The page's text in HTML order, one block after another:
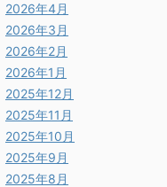
2026年4月
2026年3月
2026年2月
2026年1月
2025年12月
2025年11月
2025年10月
2025年9月
2025年8月